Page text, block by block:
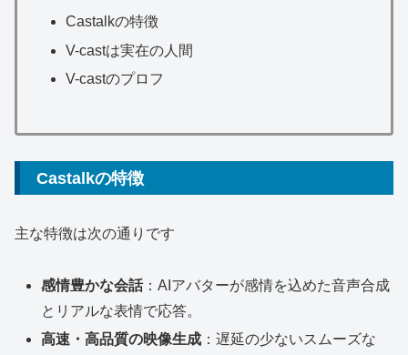
Castalkの特徴
V-castは実在の人間
V-castのプロフ
Castalkの特徴
主な特徴は次の通りです
感情豊かな会話：AIアバターが感情を込めた音声合成
とリアルな表情で応答。
高速・高品質の映像生成 ：遅延の少ないスムーズな